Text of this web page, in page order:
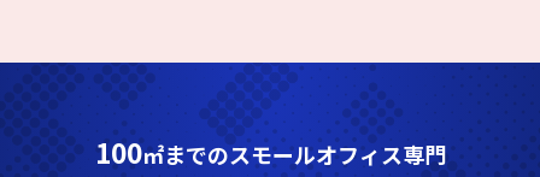
100㎡までのスモールオフィス専門